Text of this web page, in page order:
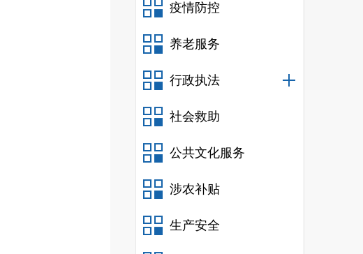
疫情防控
养老服务
行政执法
社会救助
公共文化服务
涉农补贴
生产安全